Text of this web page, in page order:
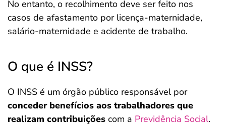
No entanto, o recolhimento deve ser feito nos
casos de afastamento por licença-maternidade,
salário-maternidade e acidente de trabalho.
O que é INSS?
O INSS é um órgão público responsável por
conceder benefícios aos trabalhadores que
realizam contribuições com a Previdência Social.